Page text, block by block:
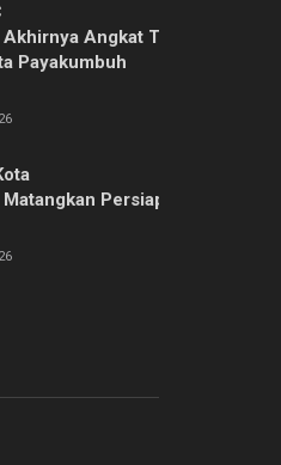
Angkat Trofi
Payakumbuh
Persiapan